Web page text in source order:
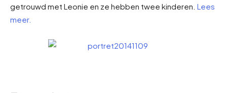
getrouwd met Leonie en ze hebben twee kinderen. Lees
meer.